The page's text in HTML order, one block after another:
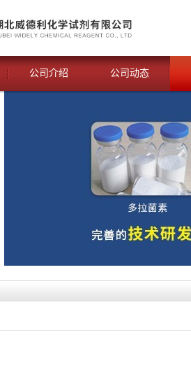
公司介绍 公司动态